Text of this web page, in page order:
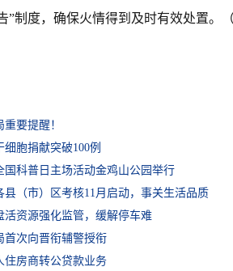
”制度，确保火情得到及时有效处置。
要提醒！
胞捐献突破100例
国科普日主场活动金鸡山公园举行
县（市）区考核11月启动，事关生活品质
活资源强化监管，缓解停车难
首次向晋衔辅警授衔
住房商转公贷款业务